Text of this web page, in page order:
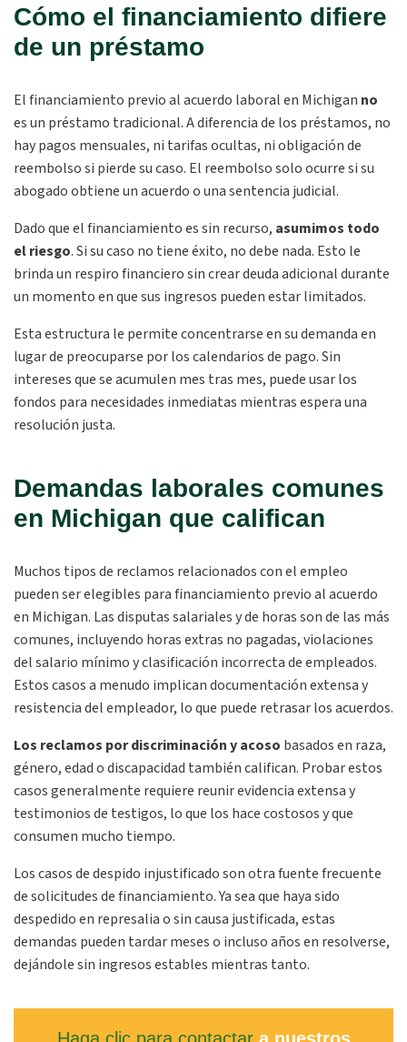
Cómo el financiamiento difiere
de un préstamo
El financiamiento previo al acuerdo laboral en Michigan no
es un préstamo tradicional. A diferencia de los préstamos, no
hay pagos mensuales, ni tarifas ocultas, ni obligación de
reembolso si pierde su caso. El reembolso solo ocurre si su
abogado obtiene un acuerdo o una sentencia judicial.
Dado que el financiamiento es sin recurso, asumimos todo
el riesgo. Si su caso no tiene éxito, no debe nada. Esto le
brinda un respiro financiero sin crear deuda adicional durante
un momento en que sus ingresos pueden estar limitados.
Esta estructura le permite concentrarse en su demanda en
lugar de preocuparse por los calendarios de pago. Sin
intereses que se acumulen mes tras mes, puede usar los
fondos para necesidades inmediatas mientras espera una
resolución justa.
Demandas laborales comunes
en Michigan que califican
Muchos tipos de reclamos relacionados con el empleo
pueden ser elegibles para financiamiento previo al acuerdo
en Michigan. Las disputas salariales y de horas son de las más
comunes, incluyendo horas extras no pagadas, violaciones
del salario mínimo y clasificación incorrecta de empleados.
Estos casos a menudo implican documentación extensa y
resistencia del empleador, lo que puede retrasar los acuerdos.
Los reclamos por discriminación y acoso basados en raza,
género, edad o discapacidad también califican. Probar estos
casos generalmente requiere reunir evidencia extensa y
testimonios de testigos, lo que los hace costosos y que
consumen mucho tiempo.
Los casos de despido injustificado son otra fuente frecuente
de solicitudes de financiamiento. Ya sea que haya sido
despedido en represalia o sin causa justificada, estas
demandas pueden tardar meses o incluso años en resolverse,
dejándole sin ingresos estables mientras tanto.